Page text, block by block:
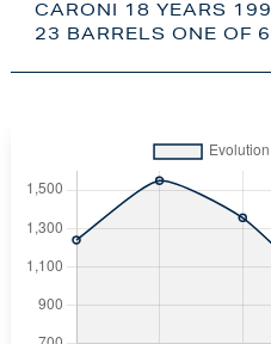
CARONI 18 YEARS
23 BARRELS ONE OF